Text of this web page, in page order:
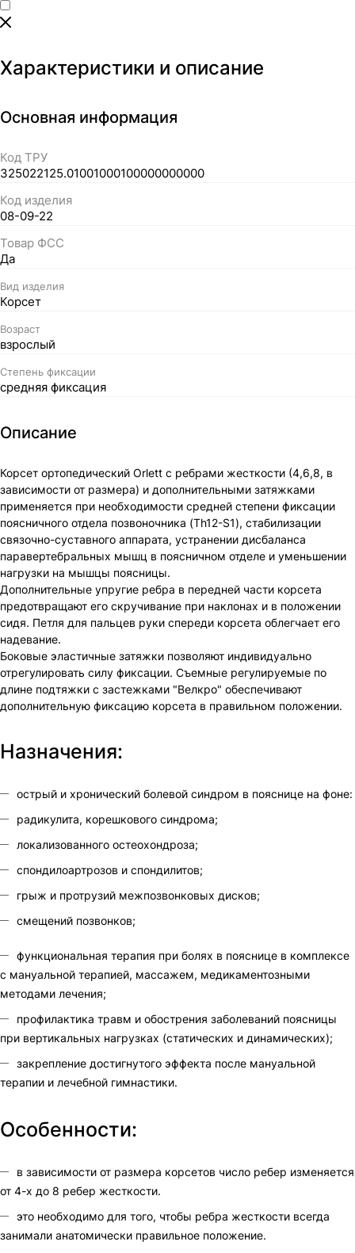
Характеристики и описание
Основная информация
Код ТРУ
325022125.01001000100000000000
Код изделия
08-09-22
Товар ФСС
Да
Вид изделия
Корсет
Возраст
взрослый
Степень фиксации
средняя фиксация
Описание
Корсет ортопедический Orlett с ребрами жесткости (4,6,8, в
зависимости от размера) и дополнительными затяжками
применяется при необходимости средней степени фиксации
поясничного отдела позвоночника (Th12-S1), стабилизации
связочно-суставного аппарата, устранении дисбаланса
паравертебральных мышц в поясничном отделе и уменьшении
нагрузки на мышцы поясницы.
Дополнительные упругие ребра в передней части корсета
предотвращают его скручивание при наклонах и в положении
сидя. Петля для пальцев руки спереди корсета облегчает его
надевание.
Боковые эластичные затяжки позволяют индивидуально
отрегулировать силу фиксации. Съемные регулируемые по
длине подтяжки с застежками "Велкро" обеспечивают
дополнительную фиксацию корсета в правильном положении.
Назначения:
острый и хронический болевой синдром в пояснице на фоне:
радикулита, корешкового синдрома;
локализованного остеохондроза;
спондилоартрозов и спондилитов;
грыж и протрузий межпозвонковых дисков;
смещений позвонков;
функциональная терапия при болях в пояснице в комплексе
с мануальной терапией, массажем, медикаментозными
методами лечения;
профилактика травм и обострения заболеваний поясницы
при вертикальных нагрузках (статических и динамических);
закрепление достигнутого эффекта после мануальной
терапии и лечебной гимнастики.
Особенности:
в зависимости от размера корсетов число ребер изменяется
от 4-х до 8 ребер жесткости.
это необходимо для того, чтобы ребра жесткости всегда
занимали анатомически правильное положение.